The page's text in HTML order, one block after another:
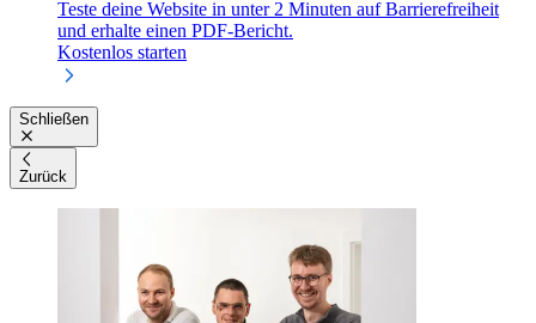
Teste deine Website in unter 2 Minuten auf Barrierefreiheit
und erhalte einen PDF-Bericht.
Kostenlos starten
Schließen
Zurück